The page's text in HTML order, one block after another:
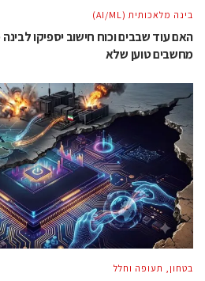
בינה מלאכותית (AI/ML)
האם עוד שבבים וכוח חישוב יספיקו
מחשבים טוען שלא
בטחון, תעופה וחלל